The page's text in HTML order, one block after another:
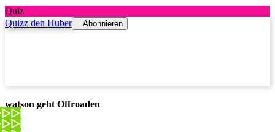
Quiz
Quizz den Huber
Abonnieren
watson geht Offroaden